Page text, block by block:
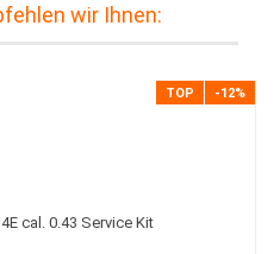
wir Ihnen:
TOP -12%